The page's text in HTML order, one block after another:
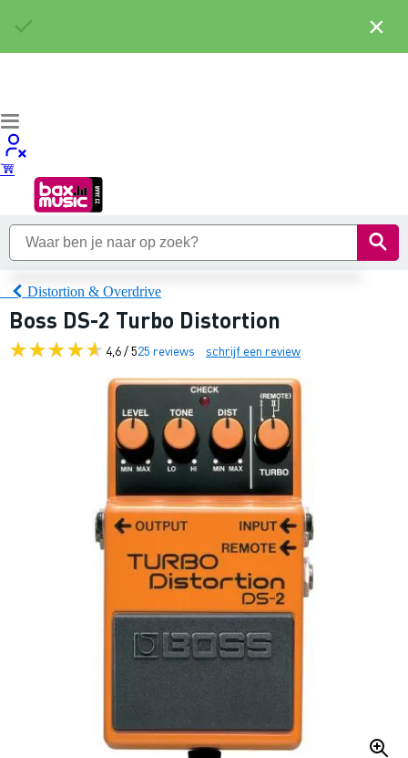
Distortion & Overdrive
Boss DS-2 Turbo Distortion
4,6 / 525 reviews schrijf een review
×